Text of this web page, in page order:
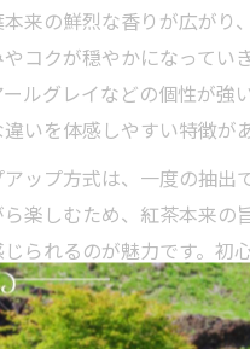
来の鮮烈な香りが広がり
コクが穏やかになってい
ルグレイなどの個性が強
いを体感しやすい特徴が
アップ方式は、一度の抽出
楽しむため、紅茶本来の
られるのが魅力です。初
の違いに注目し、慣れて
ランスも比べてみること